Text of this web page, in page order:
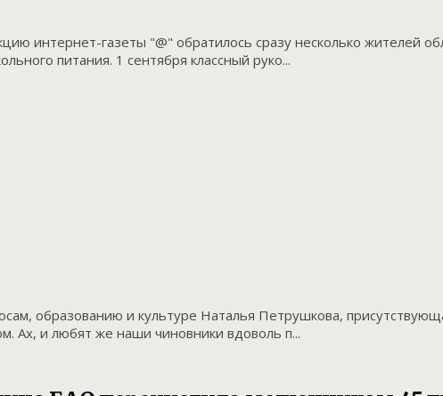
интернет-газеты "@" обратилось сразу несколько жителей
питания. 1 сентября классный руко...
образованию и культуре Наталья Петрушкова,
Ах, и любят же наши чиновники вдоволь п...